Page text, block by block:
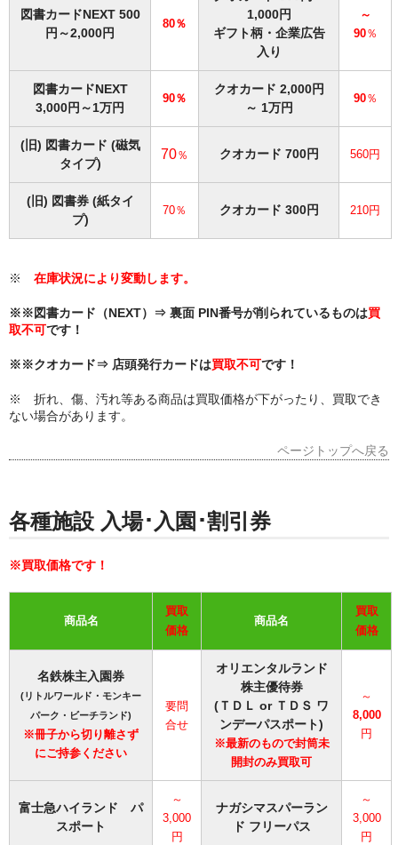
図書カードNEXT 500
円～2,000円
80％
1,000円
ギフト柄・企業広告
入り
～
90％
図書カードNEXT
3,000円～1万円
90％
クオカード 2,000円
～ 1万円
90％
(旧) 図書カード (磁気
タイプ)
70％ クオカード 700円 560円
(旧) 図書券 (紙タイ
プ)
70％ クオカード 300円 210円
※ 在庫状況により変動します。
※※図書カード（NEXT）⇒ 裏面 PIN番号が削られているものは買
取不可です！
※※クオカード⇒ 店頭発行カードは買取不可です！
※ 折れ、傷、汚れ等ある商品は買取価格が下がったり、買取でき
ない場合があります。
ページトップへ戻る
各種施設 入場･入園･割引券
※買取価格です！
商品名
買取
価格
商品名
買取
価格
名鉄株主入園券
(リトルワールド・モンキー
パーク・ビーチランド)
※冊子から切り離さず
にご持参ください
要問
合せ
オリエンタルランド
株主優待券
(ＴＤＬ or ＴＤＳ ワ
ンデーパスポート)
※最新のもので封筒未
開封のみ買取可
～
8,000
円
富士急ハイランド パ
スポート
～
3,000
円
ナガシマスパーラン
ド フリーパス
～
3,000
円